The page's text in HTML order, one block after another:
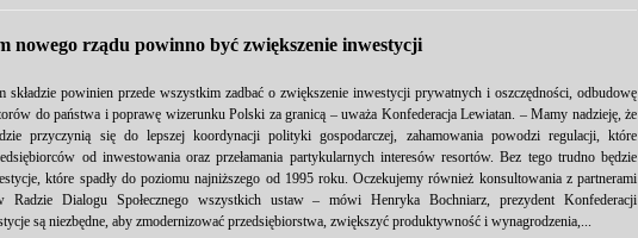
nowego rządu powinno być zwiększenie inwestycji
składzie powinien przede wszystkim zadbać o zwiększenie inwestycji prywatnych i oszczędności, odbudowę
do państwa i poprawę wizerunku Polski za granicą – uważa Konfederacja Lewiatan. – Mamy nadzieję, że
przyczynią się do lepszej koordynacji polityki gospodarczej, zahamowania powodzi regulacji, które
od inwestowania oraz przełamania partykularnych interesów resortów. Bez tego trudno będzie
które spadły do poziomu najniższego od 1995 roku. Oczekujemy również konsultowania z partnerami
Radzie Dialogu Społecznego wszystkich ustaw – mówi Henryka Bochniarz, prezydent Konfederacji
są niezbędne, aby zmodernizować przedsiębiorstwa, zwiększyć produktywność i wynagrodzenia,...